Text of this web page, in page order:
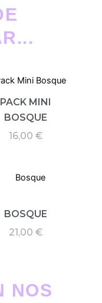
PACK MINI
BOSQUE
16,00 €
BOSQUE
21,00 €
NOS